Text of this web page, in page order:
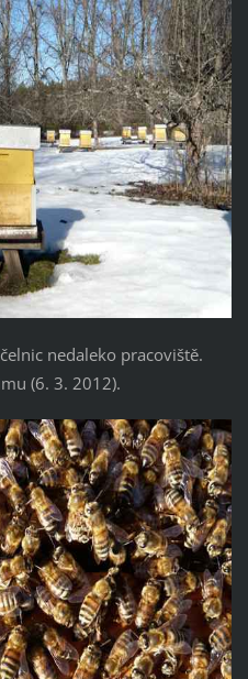
nedaleko pracoviště.
(6. 3. 2012).